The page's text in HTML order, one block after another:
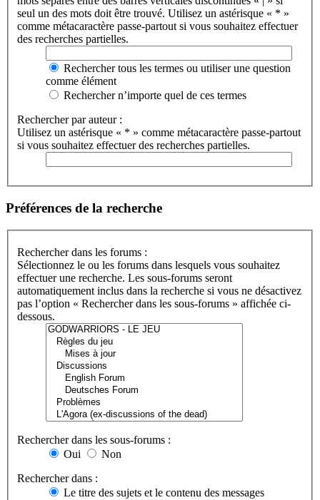
seul un des mots doit être trouvé. Utilisez un astérisque « * »
comme métacaractère passe-partout si vous souhaitez effectuer
des recherches partielles.
Rechercher tous les termes ou utiliser une question
comme élément
Rechercher n’importe quel de ces termes
Rechercher par auteur :
Utilisez un astérisque « * » comme métacaractère passe-partout
si vous souhaitez effectuer des recherches partielles.
Préférences de la recherche
Rechercher dans les forums :
Sélectionnez le ou les forums dans lesquels vous souhaitez
effectuer une recherche. Les sous-forums seront
automatiquement inclus dans la recherche si vous ne désactivez
pas l’option « Rechercher dans les sous-forums » affichée ci-
dessous.
Rechercher dans les sous-forums :
Oui
Non
Rechercher dans :
Le titre des sujets et le contenu des messages